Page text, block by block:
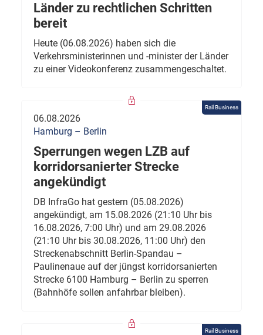
Länder zu rechtlichen Schritten
bereit
Heute (06.08.2026) haben sich die
Verkehrsministerinnen und -minister der Länder
zu einer Videokonferenz zusammengeschaltet.
Rail Business
06.08.2026
Hamburg – Berlin
Sperrungen wegen LZB auf
korridorsanierter Strecke
angekündigt
DB InfraGo hat gestern (05.08.2026)
angekündigt, am 15.08.2026 (21:10 Uhr bis
16.08.2026, 7:00 Uhr) und am 29.08.2026
(21:10 Uhr bis 30.08.2026, 11:00 Uhr) den
Streckenabschnitt Berlin-Spandau –
Paulinenaue auf der jüngst korridorsanierten
Strecke 6100 Hamburg – Berlin zu sperren
(Bahnhöfe sollen anfahrbar bleiben).
Rail Business